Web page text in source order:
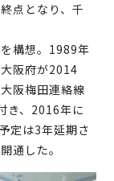
点となり、千
構想。1989年
阪府が2014
阪梅田連絡線
き、2016年に
定は3年延期さ
通した。